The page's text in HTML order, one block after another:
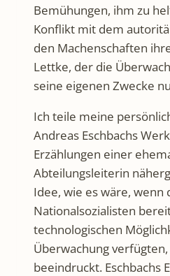
Bemühungen, ihm zu
Konflikt mit dem
den Machenschaften
Lettke, der die
seine eigenen Zwecke
Ich teile meine
Andreas Eschbachs
Erzählungen einer
Abteilungsleiterin
Idee, wie es wäre, wenn
Nationalsozialisten
technologischen
Überwachung
beeindruckt. Eschbachs